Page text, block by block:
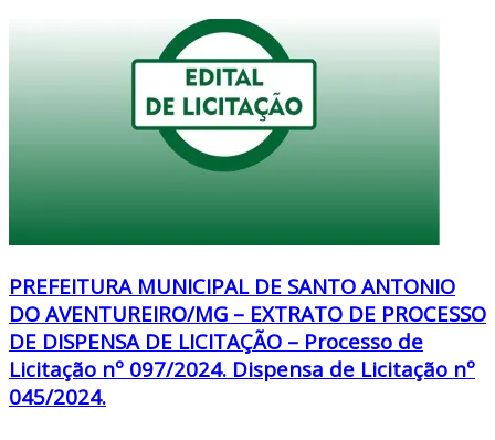
PREFEITURA MUNICIPAL DE SANTO ANTONIO
DO AVENTUREIRO/MG – EXTRATO DE PROCESSO
DE DISPENSA DE LICITAÇÃO – Processo de
Licitação nº 097/2024. Dispensa de Licitação nº
045/2024.